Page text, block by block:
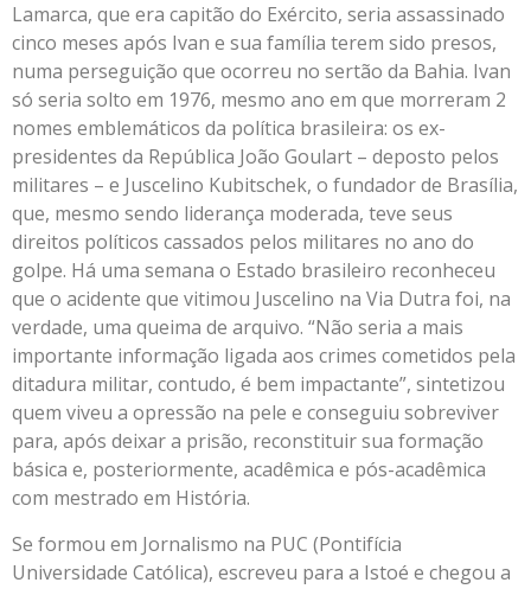
Lamarca, que era capitão do Exército, seria assassinado
cinco meses após Ivan e sua família terem sido presos,
numa perseguição que ocorreu no sertão da Bahia. Ivan
só seria solto em 1976, mesmo ano em que morreram 2
nomes emblemáticos da política brasileira: os ex-
presidentes da República João Goulart – deposto pelos
militares – e Juscelino Kubitschek, o fundador de Brasília,
que, mesmo sendo liderança moderada, teve seus
direitos políticos cassados pelos militares no ano do
golpe. Há uma semana o Estado brasileiro reconheceu
que o acidente que vitimou Juscelino na Via Dutra foi, na
verdade, uma queima de arquivo. “Não seria a mais
importante informação ligada aos crimes cometidos pela
ditadura militar, contudo, é bem impactante”, sintetizou
quem viveu a opressão na pele e conseguiu sobreviver
para, após deixar a prisão, reconstituir sua formação
básica e, posteriormente, acadêmica e pós-acadêmica
com mestrado em História.
Se formou em Jornalismo na PUC (Pontifícia
Universidade Católica), escreveu para a Istoé e chegou a